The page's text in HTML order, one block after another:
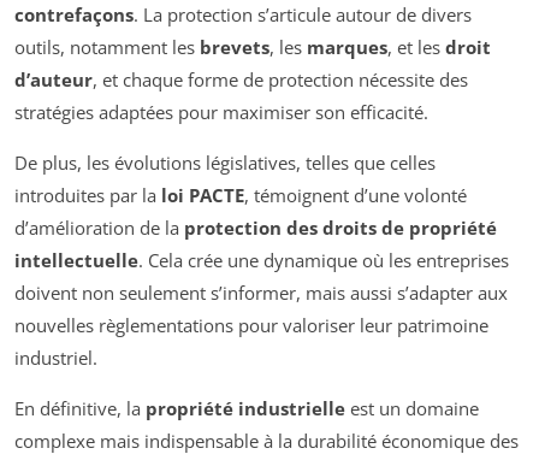
contrefaçons. La protection s’articule autour de divers
outils, notamment les brevets, les marques, et les droit
d’auteur, et chaque forme de protection nécessite des
stratégies adaptées pour maximiser son efficacité.
De plus, les évolutions législatives, telles que celles
introduites par la loi PACTE, témoignent d’une volonté
d’amélioration de la protection des droits de propriété
intellectuelle. Cela crée une dynamique où les entreprises
doivent non seulement s’informer, mais aussi s’adapter aux
nouvelles règlementations pour valoriser leur patrimoine
industriel.
En définitive, la propriété industrielle est un domaine
complexe mais indispensable à la durabilité économique des